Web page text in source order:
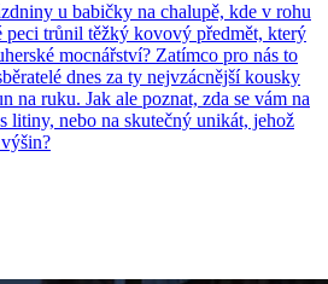
u babičky na chalupě, kde v rohu
peci trůnil těžký kovový předmět, který
mocnářství? Zatímco pro nás to
dnes za ty nejvzácnější kousky
na ruku. Jak ale poznat, zda se vám na
litiny, nebo na skutečný unikát, jehož